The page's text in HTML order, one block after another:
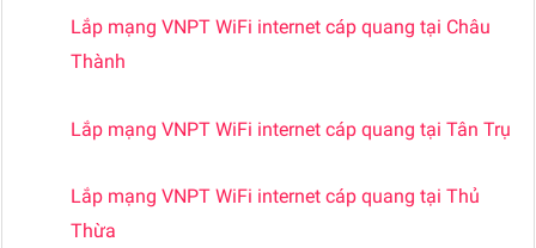
Lắp mạng VNPT WiFi internet cáp quang tại Châu
Thành
Lắp mạng VNPT WiFi internet cáp quang tại Tân Trụ
Lắp mạng VNPT WiFi internet cáp quang tại Thủ
Thừa